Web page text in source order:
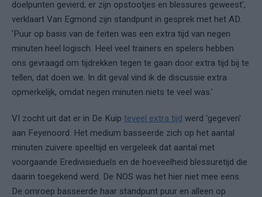
doelpunten gevierd, er zijn opstootjes en blessures geweest',
verklaart Van Egmond zijn standpunt in gesprek met het AD.
'Puur op basis van de feiten was een extra tijd van negen
minuten heel logisch. Heel veel trainers en spelers hebben
ons gevraagd om tijdrekken tegen te gaan door extra tijd bij te
tellen, dat doen we. In dit geval vind ik de discussie extra
opmerkelijk, omdat negen minuten niets te veel was.'
VI zocht uit dat er in De Kuip teveel extra tijd werd 'gegeven'
aan Feyenoord. Het medium basseerde zich op het aantal
minuten zuivere speeltijd en vergeleek dat aantal met
voorgaande Eredivisieduels en de hoeveelheid blessuretijd die
daarin toegekend werd. De NOS was het hier niet mee eens.
De omroep basseerde haar standpunt puur en alleen op